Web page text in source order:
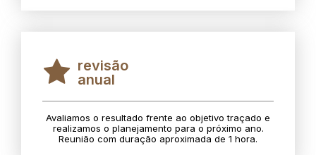
revisão
anual
Avaliamos o resultado frente ao objetivo traçado e
realizamos o planejamento para o próximo ano.
Reunião com duração aproximada de 1 hora.